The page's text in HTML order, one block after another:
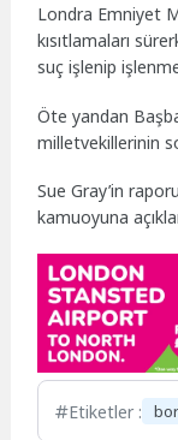
Londra Emniyet
kısıtlamaları
suç işlenip
Öte yandan
milletvekillerinin
Sue Gray’in
kamuoyuna
Etiketler :